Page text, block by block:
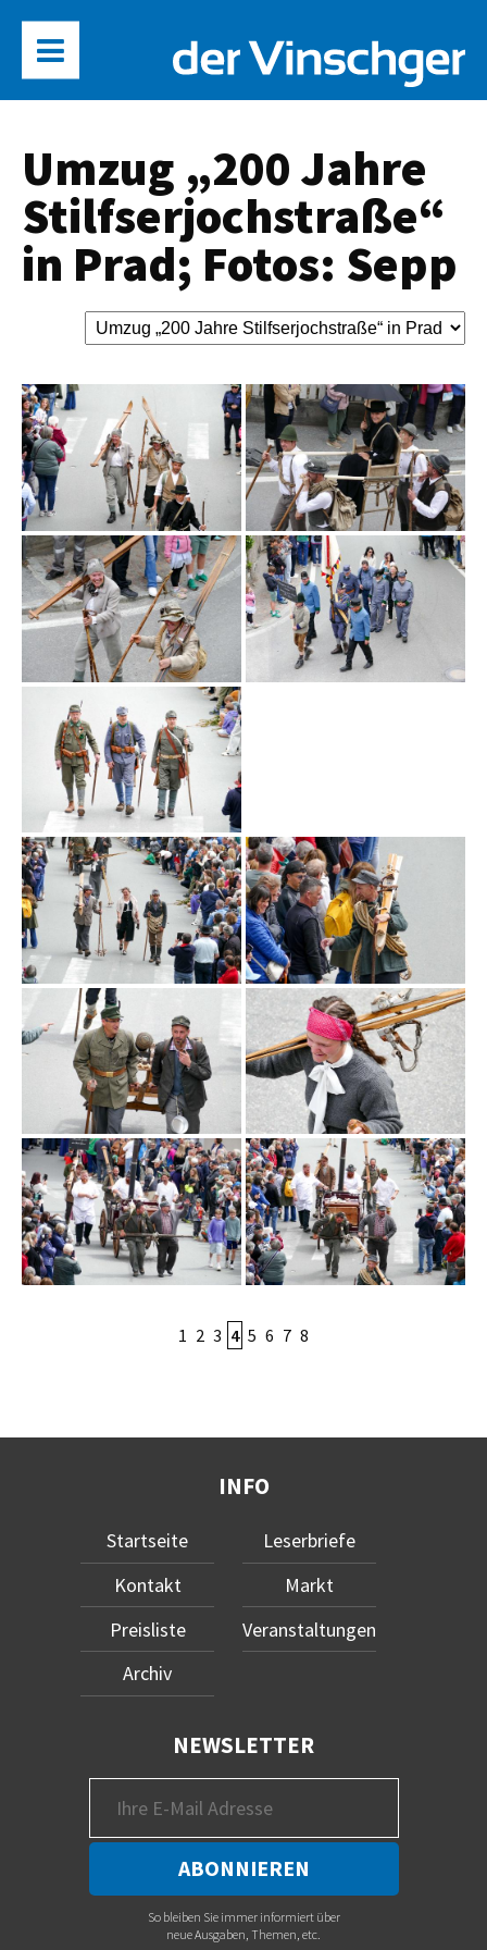
Umzug „200 Jahre
Stilfserjochstraße“
in Prad; Fotos: Sepp
1 2 3 4 5 6 7 8
INFO
Startseite
Kontakt
Preisliste
Archiv
Leserbriefe
Markt
Veranstaltungen
NEWSLETTER
So bleiben Sie immer informiert über
neue Ausgaben, Themen, etc.